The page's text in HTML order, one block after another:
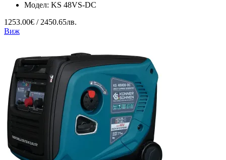
Модел: KS 48VS-DC
1253.00€ / 2450.65лв.
Виж